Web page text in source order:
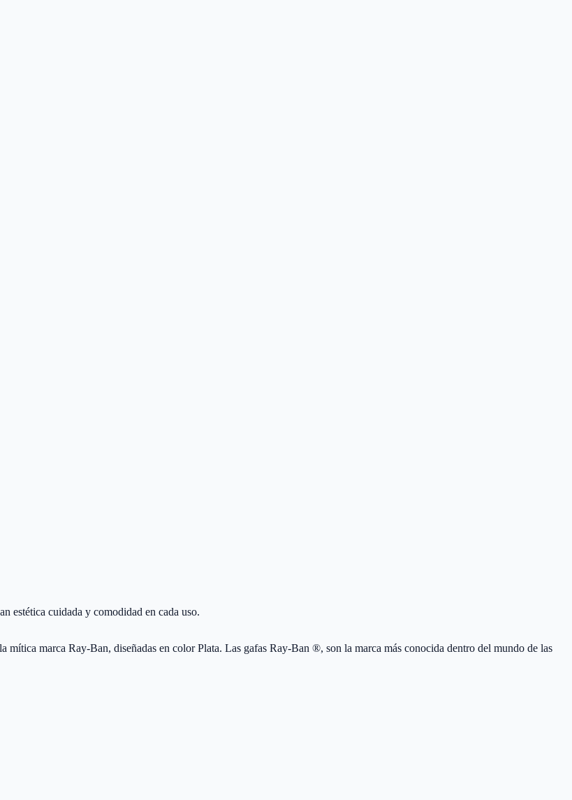
estética cuidada y comodidad en cada uso.
marca Ray-Ban, diseñadas en color Plata. Las gafas Ray-Ban ®, son la marca más conocida dentro del mundo de las